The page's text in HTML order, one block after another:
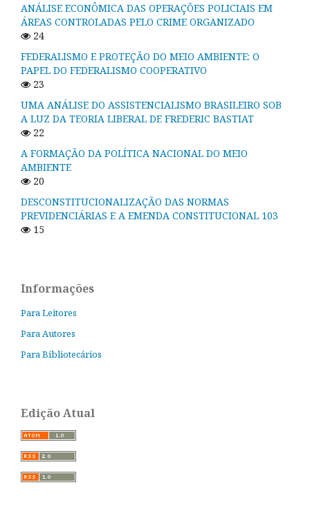
ANÁLISE ECONÔMICA DAS OPERAÇÕES POLICIAIS EM
ÁREAS CONTROLADAS PELO CRIME ORGANIZADO
24
FEDERALISMO E PROTEÇÃO DO MEIO AMBIENTE: O
PAPEL DO FEDERALISMO COOPERATIVO
23
UMA ANÁLISE DO ASSISTENCIALISMO BRASILEIRO SOB
A LUZ DA TEORIA LIBERAL DE FREDERIC BASTIAT
22
A FORMAÇÃO DA POLÍTICA NACIONAL DO MEIO
AMBIENTE
20
DESCONSTITUCIONALIZAÇÃO DAS NORMAS
PREVIDENCIÁRIAS E A EMENDA CONSTITUCIONAL 103
15
Informações
Para Leitores
Para Autores
Para Bibliotecários
Edição Atual